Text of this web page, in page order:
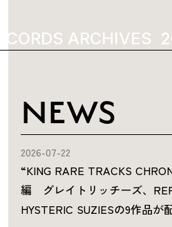
ARCHIVES
NEWS
2026-07-22
“KING RARE TRACKS
編 グレイトリッチーズ、
HYSTERIC SUZIESの9作品が